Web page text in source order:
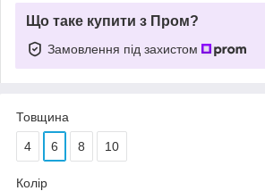
Що таке купити з Пром?
Замовлення під захистом
Товщина
4 6 8 10
Колір